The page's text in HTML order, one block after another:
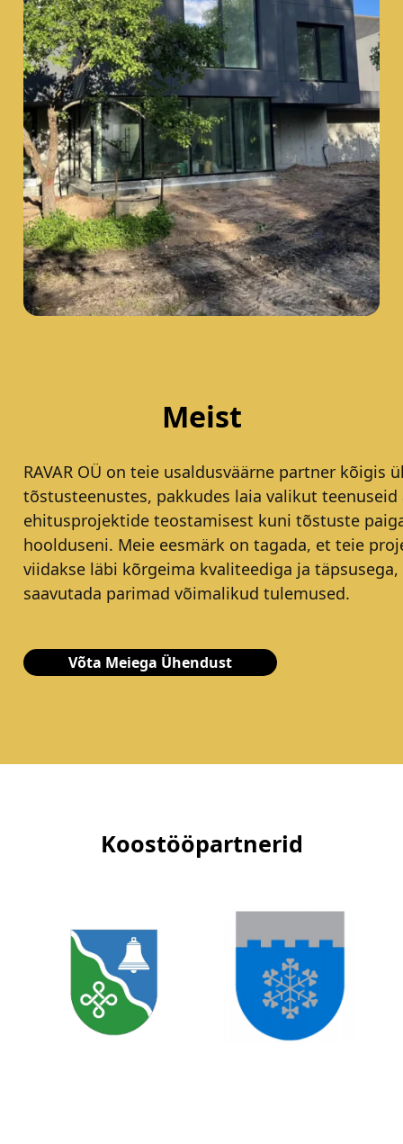
Meist
RAVAR OÜ on teie usaldusväärne partner kõigis
tõstusteenustes, pakkudes laia valikut teenuseid
ehitusprojektide teostamisest kuni tõstuste
hoolduseni. Meie eesmärk on tagada, et teie
viidakse läbi kõrgeima kvaliteediga ja täpsusega,
saavutada parimad võimalikud tulemused.
Võta Meiega Ühendust
Koostööpartnerid